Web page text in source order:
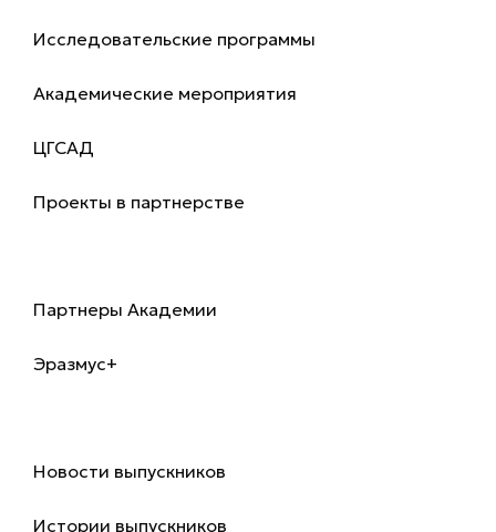
Исследовательские программы
Академические мероприятия
ЦГСАД
Проекты в партнерстве
Партнеры Академии
Эразмус+
Новости выпускников
Истории выпускников